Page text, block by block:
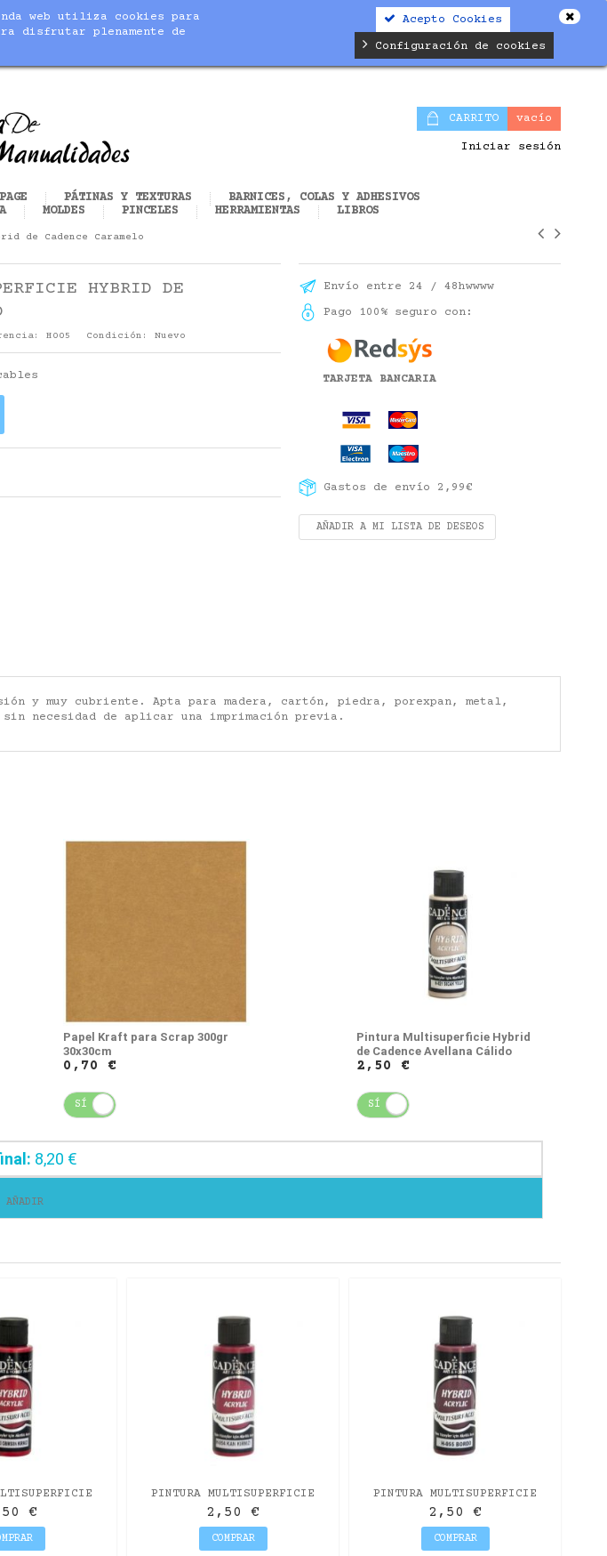
lib/SequracheckoutPreQualifier.php
web utiliza cookies para
disfrutar plenamente de
Acepto Cookies
Configuración de cookies
CARRITO vacío
Iniciar sesión
PÁTINAS Y TEXTURAS
BARNICES, COLAS Y ADHESIVOS
MOLDES PINCELES HERRAMIENTAS LIBROS
de Cadence Caramelo
HYBRID DE
H005 Condición: Nuevo
Envío entre 24 / 48hwwww
Pago 100% seguro con:
TARJETA BANCARIA
Gastos de envío 2,99€
AÑADIR A MI LISTA DE DESEOS
y muy cubriente. Apta para madera, cartón, piedra, porexpan, metal,
necesidad de aplicar una imprimación previa.
Papel Kraft para Scrap 300gr
30x30cm
0,70 €
SÍ
Pintura Multisuperficie Hybrid
de Cadence Avellana Cálido
2,50 €
SÍ
8,20 €
AÑADIR
ROJO
€
PINTURA MULTISUPERFICIE
HYBRID DE CADENCE ROJO
SANGRE
2,50 €
COMPRAR
PINTURA MULTISUPERFICIE
HYBRID DE CADENCE BURDEOS
2,50 €
COMPRAR